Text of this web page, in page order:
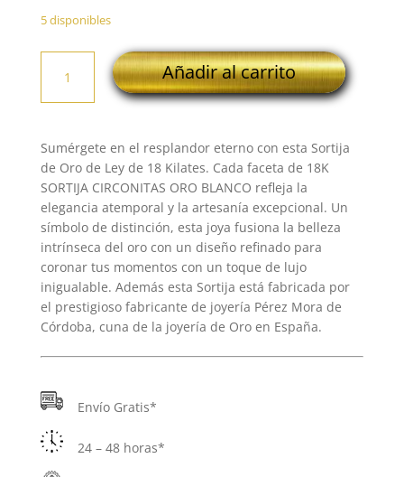
5 disponibles
SORTIJA
CIRCONITAS
BLANCO
cantidad
Añadir al carrito
Sumérgete en el resplandor eterno con esta Sortija
de Oro de Ley de 18 Kilates. Cada faceta de 18K
SORTIJA CIRCONITAS ORO BLANCO refleja la
elegancia atemporal y la artesanía excepcional. Un
símbolo de distinción, esta joya fusiona la belleza
intrínseca del oro con un diseño refinado para
coronar tus momentos con un toque de lujo
inigualable. Además esta Sortija está fabricada por
el prestigioso fabricante de joyería Pérez Mora de
Córdoba, cuna de la joyería de Oro en España.
Envío Gratis*
24 – 48 horas*